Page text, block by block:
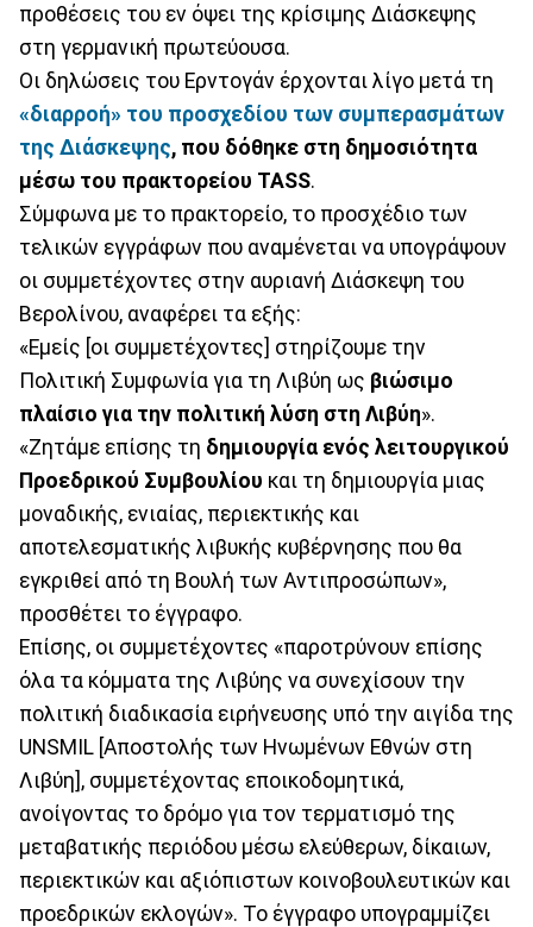
προθέσεις του εν όψει της κρίσιμης Διάσκεψης
στη γερμανική πρωτεύουσα.
Οι δηλώσεις του Ερντογάν έρχονται λίγο μετά τη
«διαρροή» του προσχεδίου των συμπερασμάτων
της Διάσκεψης, που δόθηκε στη δημοσιότητα
μέσω του πρακτορείου TASS.
Σύμφωνα με το πρακτορείο, το προσχέδιο των
τελικών εγγράφων που αναμένεται να υπογράψουν
οι συμμετέχοντες στην αυριανή Διάσκεψη του
Βερολίνου, αναφέρει τα εξής:
«Εμείς [οι συμμετέχοντες] στηρίζουμε την
Πολιτική Συμφωνία για τη Λιβύη ως βιώσιμο
πλαίσιο για την πολιτική λύση στη Λιβύη».
«Ζητάμε επίσης τη δημιουργία ενός λειτουργικού
Προεδρικού Συμβουλίου και τη δημιουργία μιας
μοναδικής, ενιαίας, περιεκτικής και
αποτελεσματικής λιβυκής κυβέρνησης που θα
εγκριθεί από τη Βουλή των Αντιπροσώπων»,
προσθέτει το έγγραφο.
Επίσης, οι συμμετέχοντες «παροτρύνουν επίσης
όλα τα κόμματα της Λιβύης να συνεχίσουν την
πολιτική διαδικασία ειρήνευσης υπό την αιγίδα της
UNSMIL [Αποστολής των Ηνωμένων Εθνών στη
Λιβύη], συμμετέχοντας εποικοδομητικά,
ανοίγοντας το δρόμο για τον τερματισμό της
μεταβατικής περιόδου μέσω ελεύθερων, δίκαιων,
περιεκτικών και αξιόπιστων κοινοβουλευτικών και
προεδρικών εκλογών». Το έγγραφο υπογραμμίζει